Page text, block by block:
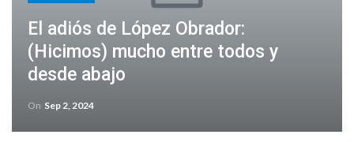
El adiós de López Obrador:
(Hicimos) mucho entre todos y
desde abajo
On Sep 2, 2024